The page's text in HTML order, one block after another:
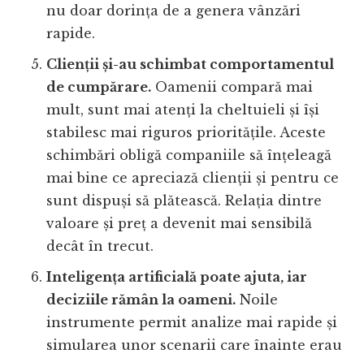
nu doar dorința de a genera vânzări
rapide.
Clienții și-au schimbat comportamentul
de cumpărare. Oamenii compară mai
mult, sunt mai atenți la cheltuieli și își
stabilesc mai riguros prioritățile. Aceste
schimbări obligă companiile să înțeleagă
mai bine ce apreciază clienții și pentru ce
sunt dispuși să plătească. Relația dintre
valoare și preț a devenit mai sensibilă
decât în trecut.
Inteligența artificială poate ajuta, iar
deciziile rămân la oameni. Noile
instrumente permit analize mai rapide și
simularea unor scenarii care înainte erau